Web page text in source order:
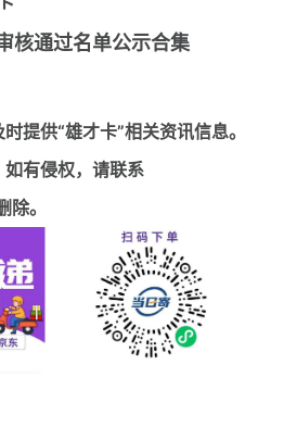
核通过名单公示合集
提供“雄才卡”相关资讯信息。
有侵权，请联系
。